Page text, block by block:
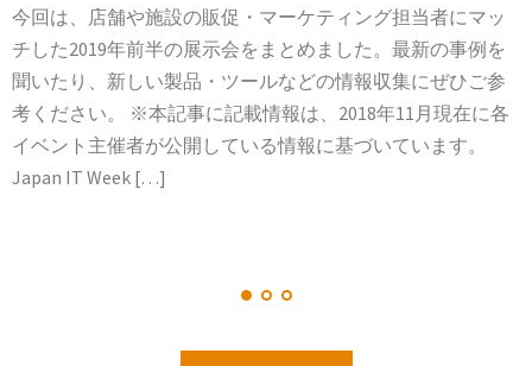
今回は、店舗や施設の販促・マーケティング担当者にマッ
チした2019年前半の展示会をまとめました。最新の事例を
聞いたり、新しい製品・ツールなどの情報収集にぜひご参
考ください。 ※本記事に記載情報は、2018年11月現在に各
イベント主催者が公開している情報に基づいています。
Japan IT Week […]